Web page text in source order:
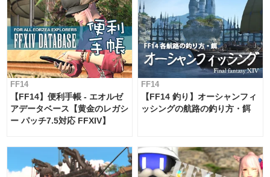
FF14
【FF14】便利手帳 - エオルゼ
アデータベース【黄金のレガシ
ー パッチ7.5対応 FFXIV】
FF14
【FF14 釣り】オーシャンフィ
ッシングの航路の釣り方・餌